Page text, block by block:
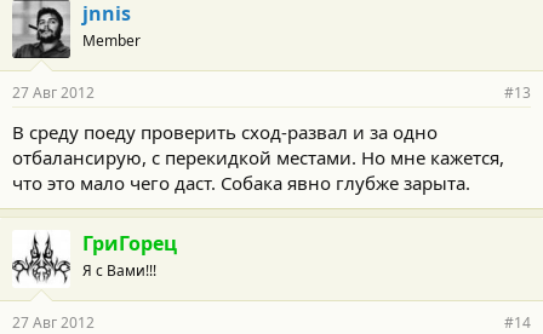
jnnis
Member
27 Авг 2012 #13
В среду поеду проверить сход-развал и за одно
отбалансирую, с перекидкой местами. Но мне кажется,
что это мало чего даст. Собака явно глубже зарыта.
ГриГорец
Я с Вами!!!
27 Авг 2012 #14